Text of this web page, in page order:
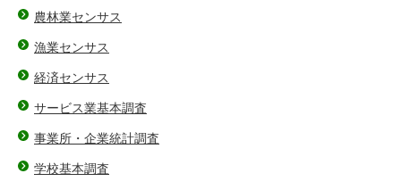
農林業センサス
漁業センサス
経済センサス
サービス業基本調査
事業所・企業統計調査
学校基本調査